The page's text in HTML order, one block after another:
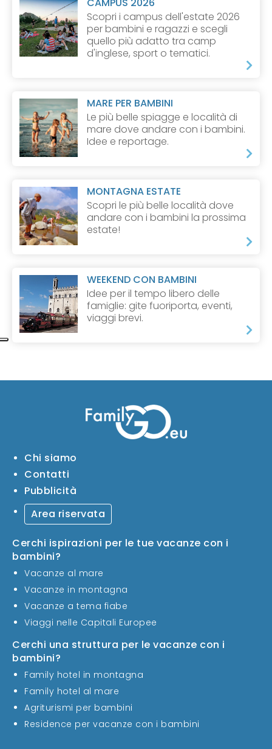
Scopri i campus dell'estate 2026
per bambini e ragazzi e scegli
quello più adatto tra camp
d'inglese, sport o tematici.
MARE PER BAMBINI
Le più belle spiagge e località di
mare dove andare con i bambini.
Idee e reportage.
MONTAGNA ESTATE
Scopri le più belle località dove
andare con i bambini la prossima
estate!
WEEKEND CON BAMBINI
Idee per il tempo libero delle
famiglie: gite fuoriporta, eventi,
viaggi brevi.
Chi siamo
Contatti
Pubblicità
Area riservata
Cerchi ispirazioni per le tue vacanze con i
bambini?
Vacanze al mare
Vacanze in montagna
Vacanze a tema fiabe
Viaggi nelle Capitali Europee
Cerchi una struttura per le vacanze con i
bambini?
Family hotel in montagna
Family hotel al mare
Agriturismi per bambini
Residence per vacanze con i bambini